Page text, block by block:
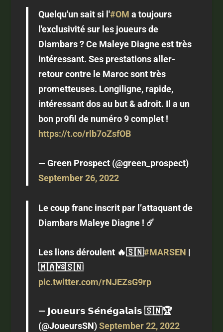
Quelqu'un sait si l'#OM a toujours
l'exclusivité sur les joueurs de
Diambars ? Ce Maleye Diagne est très
intéressant. Ses prestations aller-
retour contre le Maroc sont très
prometteuses. Longiligne, rapide,
intéressant dos au but & adroit. Il a un
bon profil de numéro 9 complet !
https://t.co/rlb7oZsfOB
— Green Prospect (@green_prospect)
September 26, 2022
Le coup franc inscrit par l’attaquant de
Diambars Maleye Diagne ! ☄️
Les lions déroulent 🔥🇸🇳#MARSEN |
🇲🇦🆚🇸🇳
pic.twitter.com/rNJEZsG9rp
— 𝗝𝗼𝘂𝗲𝘂𝗿𝘀 𝗦𝗲́𝗻𝗲́𝗴𝗮𝗹𝗮𝗶𝘀 🇸🇳🏆
(@JoueursSN)September 22, 2022